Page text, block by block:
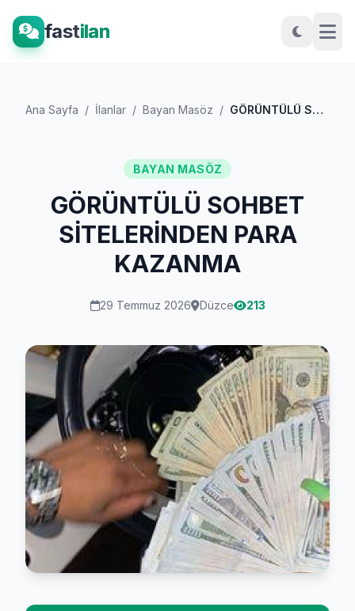
fastilan
Ana Sayfa / İlanlar / Bayan Masöz / GÖRÜNTÜLÜ SOHBET SİTELERİNDEN PARA KAZAN...
BAYAN MASÖZ
GÖRÜNTÜLÜ SOHBET
SİTELERİNDEN PARA
KAZANMA
29 Temmuz 2026 Düzce 213